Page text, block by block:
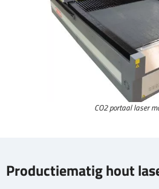
CO2 portaal laser
Productiematig hout